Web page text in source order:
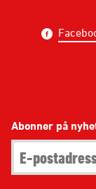
Abonner på